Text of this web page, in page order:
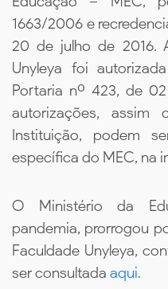
1663/2006 e
20 de julho de 2016.
Unyleya foi
Portaria nº 423, de
autorizações, assim
Instituição, podem
específica do MEC, na
O Ministério da
pandemia, prorrogou
Faculdade Unyleya,
ser consultada aqui.